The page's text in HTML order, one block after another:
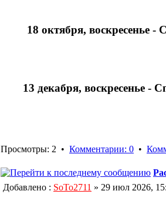
18 октября, воскресенье
13 декабря, воскресенье
Просмотры: 2 • Комментарии: 0 •
Добавлено : SoTo2711 » 29 июл 2026,